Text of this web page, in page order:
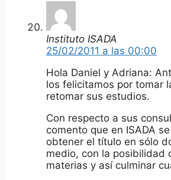
Instituto ISADA
25/02/2011 a las 00:00
Hola Daniel y Adriana:
los felicitamos por tomar
retomar sus estudios.
Con respecto a sus
comento que en ISADA
obtener el título en sólo
medio, con la posibilidad
materias y así culminar